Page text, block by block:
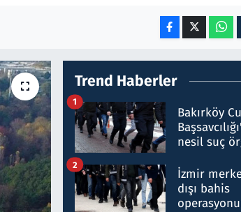
Trend Haberler
Bakırköy
nesil suç
hakkında
1
İzmir
dışı bahis
2